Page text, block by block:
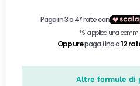
Altre formule di